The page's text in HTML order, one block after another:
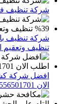
شركة تنظيف
تنظيف وتعقيم
الان 0556501701‬‏ – تقارير معتمدة